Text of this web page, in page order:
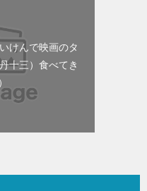
けんで映画のタ
十三）食べてき